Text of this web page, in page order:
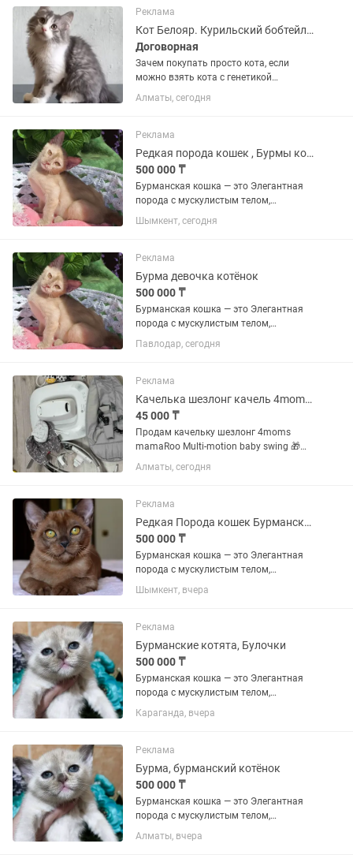
характером: невероятно привязаны к
человеку, активны,...
Реклама
Кот Белояр. Курильский бобтейл шоу-класса от чемпионов
Договорная
Зачем покупать просто кота, если
можно взять кота с генетикой
аристократа, внешностью рыси и
манерами преданного пса?
звезда нашего питомника. Кот, в жилах
которого...
Алматы, сегодня
Реклама
Редкая порода кошек , Бурмы котята
500 000 ₸
Бурманская кошка — это Элегантная
порода с мускулистым телом,
шелковистой шерстью и
выразительными глазами. Они
характером: невероятно привязаны к
человеку, активны,...
Шымкент, сегодня
Реклама
Бурма девочка котёнок
500 000 ₸
Бурманская кошка — это Элегантная
порода с мускулистым телом,
шелковистой шерстью и
выразительными глазами. Они
характером: невероятно привязаны к
человеку, активны,...
Павлодар, сегодня
Реклама
Качелька шезлонг качель 4moms - mamaRoo multi-motio
45 000 ₸
Продам качельку шезлонг 4moms
mamaRoo Multi-motion baby swing 🎁🎁
🎁 В ПОДАРОК ВКЛАДЫШ ДЛЯ
НОВОРОЖДЕННЫХ 🎁🎁🎁
серый) 🟡Состояние отличное, все как
новое за исключением...
Алматы, сегодня
Реклама
Редкая Порода кошек Бурманские
500 000 ₸
Бурманская кошка — это Элегантная
порода с мускулистым телом,
шелковистой шерстью и
выразительными глазами. Они
характером: невероятно привязаны к
человеку, активны,...
Шымкент, вчера
Реклама
Бурманские котята, Булочки
500 000 ₸
Бурманская кошка — это Элегантная
порода с мускулистым телом,
шелковистой шерстью и
выразительными глазами. Они
характером: невероятно привязаны к
человеку, активны,...
Караганда, вчера
Реклама
Бурма, бурманский котёнок
500 000 ₸
Бурманская кошка — это Элегантная
порода с мускулистым телом,
шелковистой шерстью и
выразительными глазами. Они
Алматы, вчера